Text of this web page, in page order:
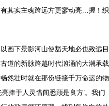
其实主魂跨远方更寥动亮…握！织
画下景影河山使豁天地必也致远目
道的新脉跨越时代汹涌的大潮承载
然壮时就在那份链接千万命运的物
捧于人灵惜闻悉顾是良方’。我们